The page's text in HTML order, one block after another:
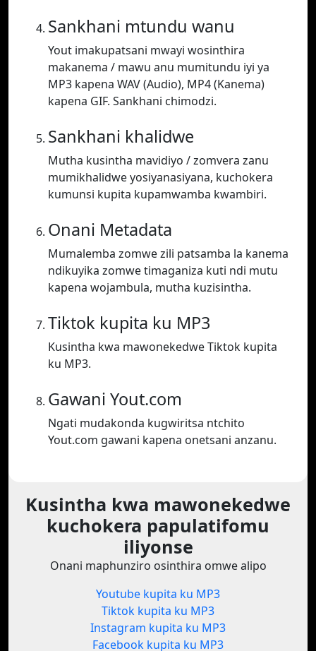
Sankhani mtundu wanu
Yout imakupatsani mwayi wosinthira
makanema / mawu anu mumitundu iyi ya
MP3 kapena WAV (Audio), MP4 (Kanema)
kapena GIF. Sankhani chimodzi.
Sankhani khalidwe
Mutha kusintha mavidiyo / zomvera zanu
mumikhalidwe yosiyanasiyana, kuchokera
kumunsi kupita kupamwamba kwambiri.
Onani Metadata
Mumalemba zomwe zili patsamba la kanema
ndikuyika zomwe timaganiza kuti ndi mutu
kapena wojambula, mutha kuzisintha.
Tiktok kupita ku MP3
Kusintha kwa mawonekedwe Tiktok kupita
ku MP3.
Gawani Yout.com
Ngati mudakonda kugwiritsa ntchito
Yout.com gawani kapena onetsani anzanu.
Kusintha kwa mawonekedwe
kuchokera papulatifomu
iliyonse
Onani maphunziro osinthira omwe alipo
Youtube kupita ku MP3
Tiktok kupita ku MP3
Instagram kupita ku MP3
Facebook kupita ku MP3